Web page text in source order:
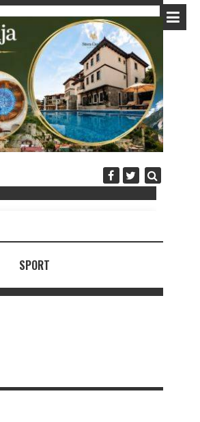
Diplomatija po
SPORT